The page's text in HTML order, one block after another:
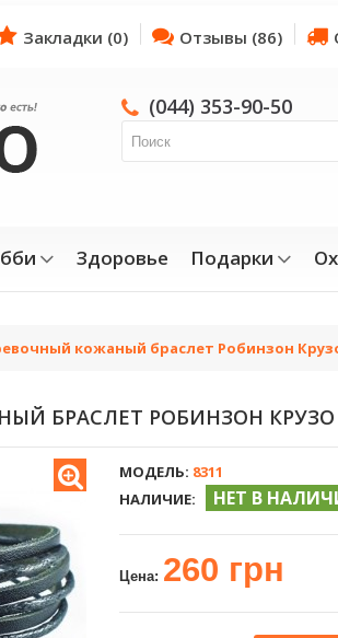
Закладки (0) Отзывы (86)
(044) 353-90-50
Здоровье Подарки
кожаный браслет Робинзон
БРАСЛЕТ РОБИНЗОН
МОДЕЛЬ: 8311
НАЛИЧИЕ:
НЕТ В
Цена: 260 грн